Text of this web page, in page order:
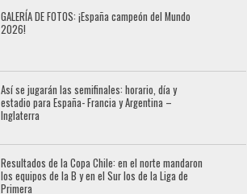
GALERÍA DE FOTOS: ¡España campeón del Mundo
2026!
Así se jugarán las semifinales: horario, día y
estadio para España- Francia y Argentina –
Inglaterra
Resultados de la Copa Chile: en el norte mandaron
los equipos de la B y en el Sur los de la Liga de
Primera